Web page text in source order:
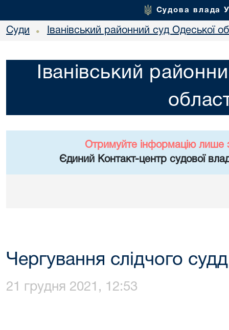
Судова влада
Суди • Іванівський районний суд Одеської
Іванівський
Отримуйте інформацію лише
Єдиний Контакт-центр судової
Чергування слідчого
21 грудня 2021, 12:53